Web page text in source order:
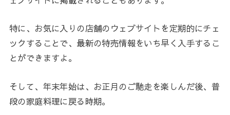
特に、お気に入りの店舗のウェブサイトを定期的にチェ
ックすることで、最新の特売情報をいち早く入手するこ
とができますよ。
そして、年末年始は、お正月のご馳走を楽しんだ後、普
段の家庭料理に戻る時期。